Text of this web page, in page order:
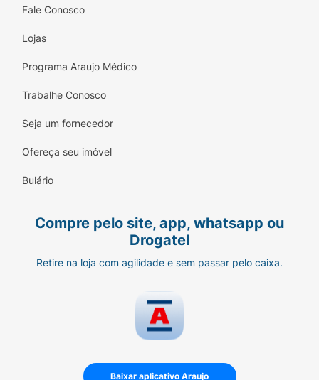
Fale Conosco
Lojas
Programa Araujo Médico
Trabalhe Conosco
Seja um fornecedor
Ofereça seu imóvel
Bulário
Compre pelo site, app, whatsapp ou
Drogatel
Retire na loja com agilidade e sem passar pelo caixa.
Baixar aplicativo Araujo